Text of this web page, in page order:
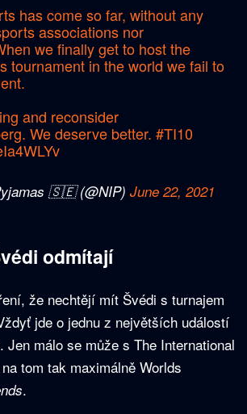
has come so far, without any
associations nor
we finally get to host the
tournament in the world we fail to
and reconsider
. We deserve better. #TI10
🇸🇪 (@NIP) June 22, 2021
odmítají
že nechtějí mít Švédi s turnajem
jde o jednu z největších událostí
Jen málo se může s The International
tom tak maximálně Worlds
.